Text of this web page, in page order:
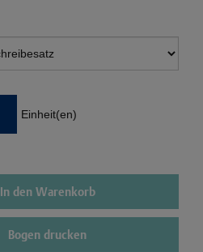
Einheit(en)
In den Warenkorb
Bogen drucken